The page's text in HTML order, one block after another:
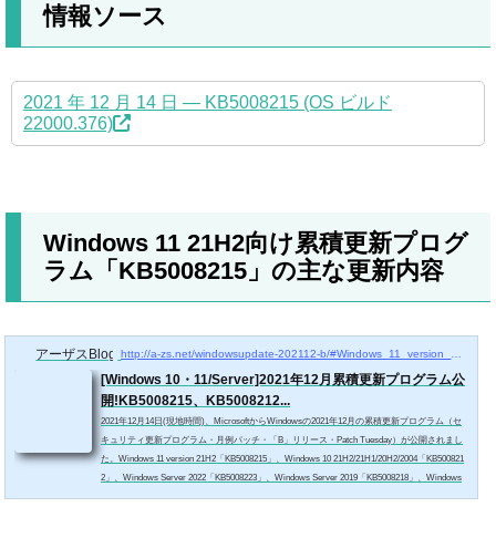
情報ソース
2021 年 12 月 14 日 — KB5008215 (OS ビルド
22000.376)
Windows 11 21H2向け累積更新プログ
ラム「KB5008215」の主な更新内容
アーザスBlog
[Windows 10・11/Server]2021年12月累積更新プログラム公
開!KB5008215、KB5008212...
2021年12月14日(現地時間)、MicrosoftからWindowsの2021年12月の累積更新プログラム（セ
キュリティ更新プログラム・月例パッチ・「B」リリース・Patch Tuesday）が公開されまし
た。Windows 11 version 21H2「KB5008215」、Windows 10 21H2/21H1/20H2/2004「KB500821
2」、Windows Server 2022「KB5008223」、Windows Server 2019「KB5008218」、Windows
Server 2016「KB5008207」、Windows Server 2012 R2「KB5008263」、Windows Server 2012